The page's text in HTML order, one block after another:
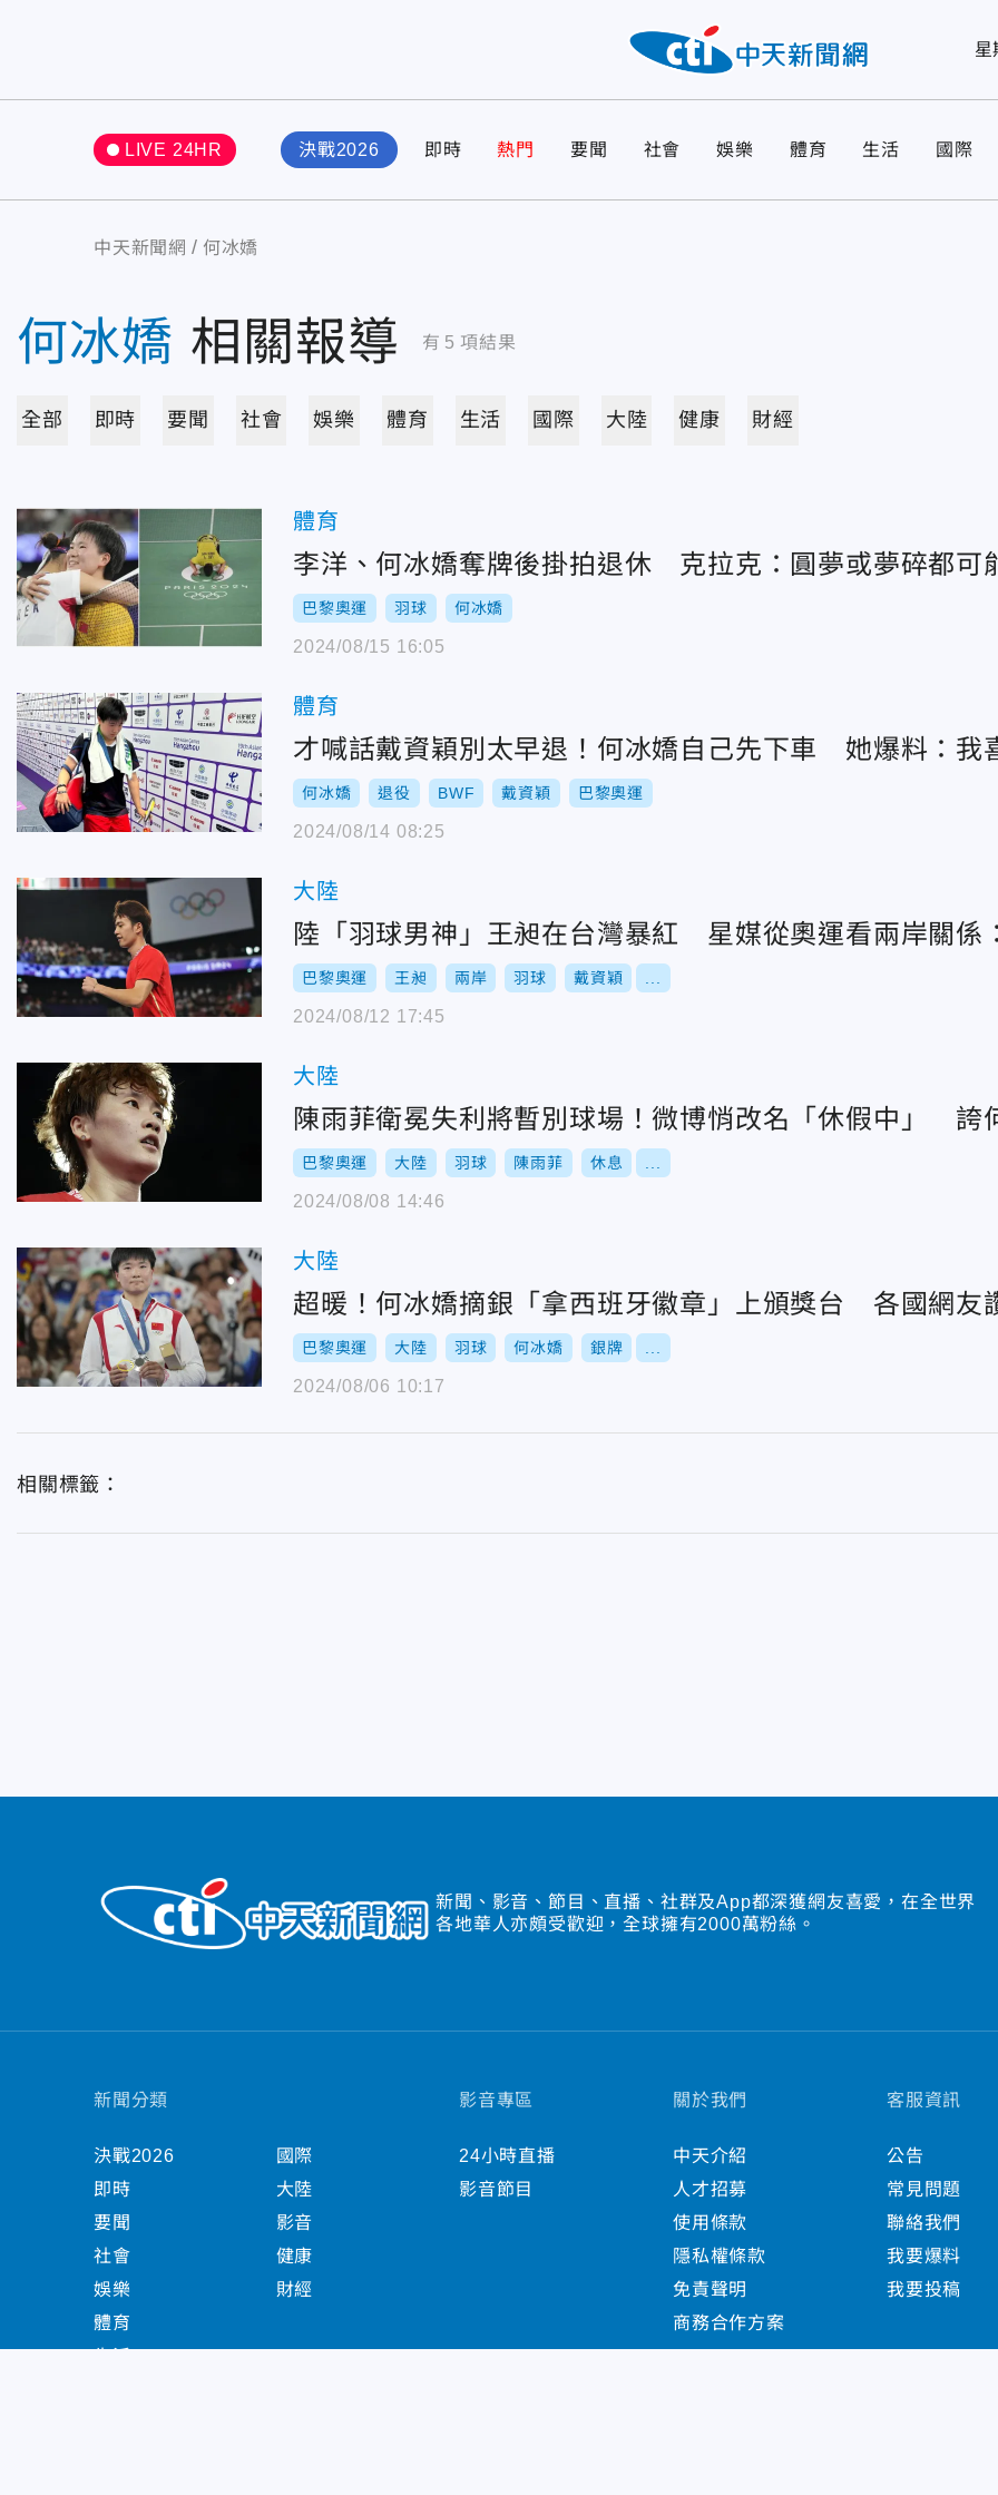
星
LIVE 24HR 決戰2026 即時 熱門 要聞 社會 娛樂 體育 生活 國際
中天新聞網 何冰嬌
何冰嬌 相關報導 有 5 項結果
全部 即時 要聞 社會 娛樂 體育 生活 國際 大陸 健康 財經
體育
李洋、何冰嬌奪牌後掛拍退休 克拉克：圓夢或夢碎都可
巴黎奧運 羽球 何冰嬌
2024/08/15 16:05
體育
才喊話戴資穎別太早退！何冰嬌自己先下車 她爆料：我
何冰嬌 退役 BWF 戴資穎 巴黎奧運
2024/08/14 08:25
大陸
陸「羽球男神」王昶在台灣暴紅 星媒從奧運看兩岸關係
巴黎奧運 王昶 兩岸 羽球 戴資穎
2024/08/12 17:45
大陸
陳雨菲衛冕失利將暫別球場！微博悄改名「休假中」 誇
巴黎奧運 大陸 羽球 陳雨菲 休息
2024/08/08 14:46
大陸
超暖！何冰嬌摘銀「拿西班牙徽章」上頒獎台 各國網友
巴黎奧運 大陸 羽球 何冰嬌 銀牌
2024/08/06 10:17
相關標籤：
新聞、影音、節目、直播、社群及App都深獲網友喜愛，在全世界
各地華人亦頗受歡迎，全球擁有2000萬粉絲。
新聞分類
決戰2026
即時
要聞
社會
娛樂
體育
國際
大陸
影音
健康
財經
影音專區
24小時直播
影音節目
關於我們
中天介紹
人才招募
使用條款
隱私權條款
免責聲明
商務合作方案
客服資訊
公告
常見問題
聯絡我們
我要爆料
我要投稿